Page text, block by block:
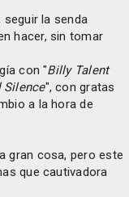
seguir la senda
hacer, sin tomar
con "Billy Talent
Silence", con gratas
a la hora de
gran cosa, pero este
que cautivadora